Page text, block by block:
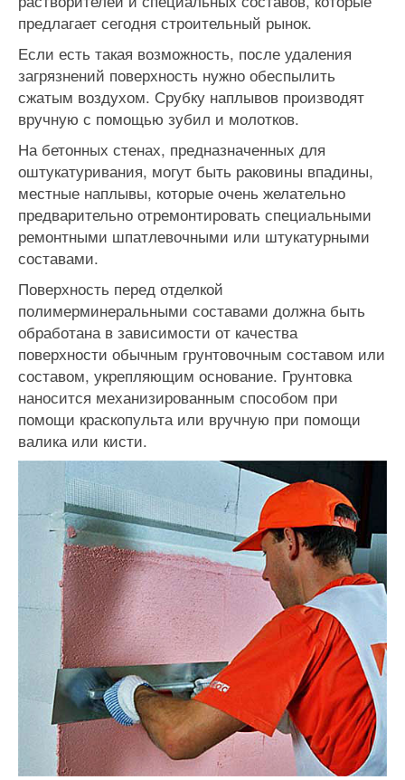
предлагает сегодня строительный рынок.
Если есть такая возможность, после удаления
загрязнений поверхность нужно обеспылить
сжатым воздухом. Срубку наплывов производят
вручную с помощью зубил и молотков.
На бетонных стенах, предназначенных для
оштукатуривания, могут быть раковины впадины,
местные наплывы, которые очень желательно
предварительно отремонтировать специальными
ремонтными шпатлевочными или штукатурными
составами.
Поверхность перед отделкой
полимерминеральными составами должна быть
обработана в зависимости от качества
поверхности обычным грунтовочным составом или
составом, укрепляющим основание. Грунтовка
наносится механизированным способом при
помощи краскопульта или вручную при помощи
валика или кисти.